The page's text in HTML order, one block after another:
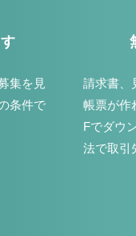
集を見
条件で
請求書、
帳票が作
Fでダウ
法で取引